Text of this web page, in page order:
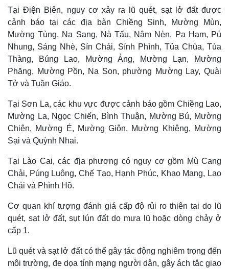
Thế giới
Cuộc sống đó đây
Hồ sơ
Ảnh
E-Magazine
Infographic
Tại Điện Biên, nguy cơ xảy ra lũ quét, sạt lở đất được
cảnh báo tại các địa bàn Chiềng Sinh, Mường Mùn,
Mường Tùng, Na Sang, Nà Tấu, Nậm Nèn, Pa Ham, Pú
Nhung, Sáng Nhè, Sín Chải, Sính Phình, Tủa Chùa, Tủa
Thàng, Búng Lao, Mường Ảng, Mường Lạn, Mường
Phăng, Mường Pồn, Na Son, phường Mường Lay, Quài
Tở và Tuần Giáo.
Tại Sơn La, các khu vực được cảnh báo gồm Chiềng Lao,
Mường La, Ngọc Chiến, Bình Thuận, Mường Bú, Mường
Chiên, Mường É, Mường Giôn, Mường Khiêng, Mường
Sại và Quỳnh Nhai.
Tại Lào Cai, các địa phương có nguy cơ gồm Mù Cang
Chải, Púng Luông, Chế Tạo, Hạnh Phúc, Khao Mang, Lao
Chải và Phình Hồ.
Cơ quan khí tượng đánh giá cấp độ rủi ro thiên tai do lũ
quét, sạt lở đất, sụt lún đất do mưa lũ hoặc dòng chảy ở
cấp 1.
Lũ quét và sạt lở đất có thể gây tác động nghiêm trọng đến
môi trường, đe dọa tính mạng người dân, gây ách tắc giao